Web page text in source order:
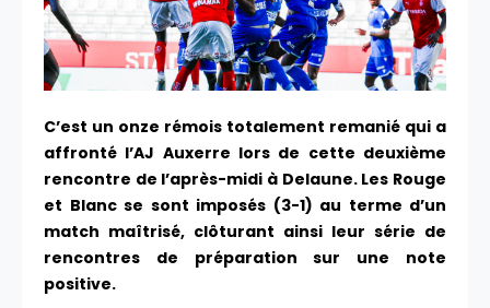
C’est un onze rémois totalement remanié qui a
affronté l’AJ Auxerre lors de cette deuxième
rencontre de l’après-midi à Delaune. Les Rouge
et Blanc se sont imposés (3-1) au terme d’un
match maîtrisé, clôturant ainsi leur série de
rencontres de préparation sur une note
positive.